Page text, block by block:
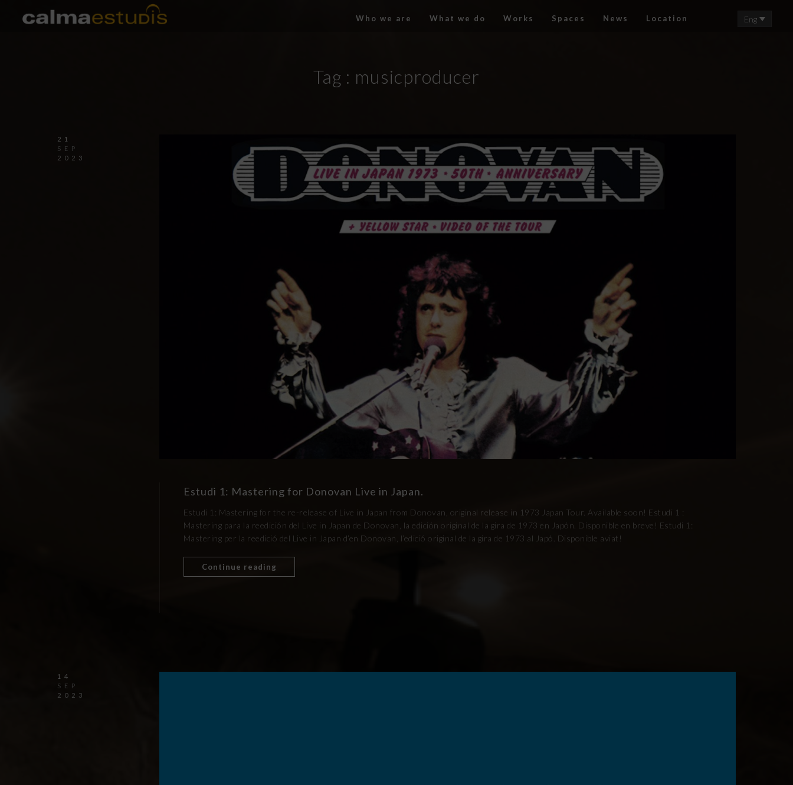
Who we are What we do Works Spaces News Location Eng
Tag : musicproducer
21
SEP
2023
Estudi 1: Mastering for Donovan Live in Japan.
Estudi 1: Mastering for the re-release of Live in Japan from Donovan, original release in 1973 Japan Tour. Available soon! Estudi 1 :
Mastering para la reedición del Live in Japan de Donovan, la edición original de la gira de 1973 en Japón. Disponible en breve! Estudi 1:
Mastering per la reedició del Live in Japan d’en Donovan, l’edició original de la gira de 1973 al Japó. Disponible aviat!
Continue reading
14
SEP
2023